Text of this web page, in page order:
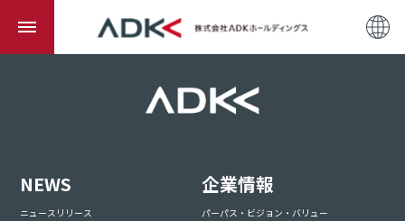
NEWS
ニュースリリース
企業情報
パーパス・ビジョン・バリュー